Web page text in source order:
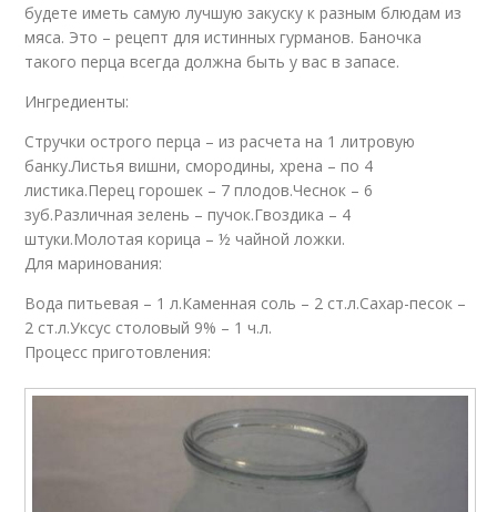
будете иметь самую лучшую закуску к разным блюдам из
мяса. Это – рецепт для истинных гурманов. Баночка
такого перца всегда должна быть у вас в запасе.
Ингредиенты:
Стручки острого перца – из расчета на 1 литровую
банку.Листья вишни, смородины, хрена – по 4
листика.Перец горошек – 7 плодов.Чеснок – 6
зуб.Различная зелень – пучок.Гвоздика – 4
штуки.Молотая корица – ½ чайной ложки.
Для маринования:
Вода питьевая – 1 л.Каменная соль – 2 ст.л.Сахар-песок –
2 ст.л.Уксус столовый 9% – 1 ч.л.
Процесс приготовления: